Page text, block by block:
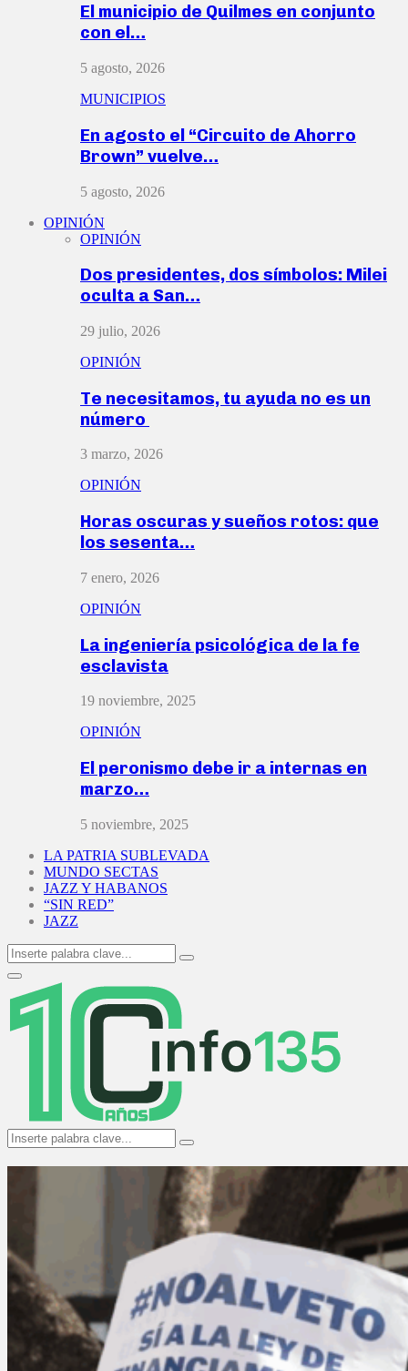
El municipio de Quilmes en conjunto
con el…
5 agosto, 2026
MUNICIPIOS
En agosto el “Circuito de Ahorro
Brown” vuelve…
5 agosto, 2026
OPINIÓN
OPINIÓN
Dos presidentes, dos símbolos: Milei
oculta a San…
29 julio, 2026
OPINIÓN
Te necesitamos, tu ayuda no es un
número
3 marzo, 2026
OPINIÓN
Horas oscuras y sueños rotos: que
los sesenta…
7 enero, 2026
OPINIÓN
La ingeniería psicológica de la fe
esclavista
19 noviembre, 2025
OPINIÓN
El peronismo debe ir a internas en
marzo…
5 noviembre, 2025
LA PATRIA SUBLEVADA
MUNDO SECTAS
JAZZ Y HABANOS
“SIN RED”
JAZZ
Search
for:
Search
Primary
Menu
Search
for:
Search